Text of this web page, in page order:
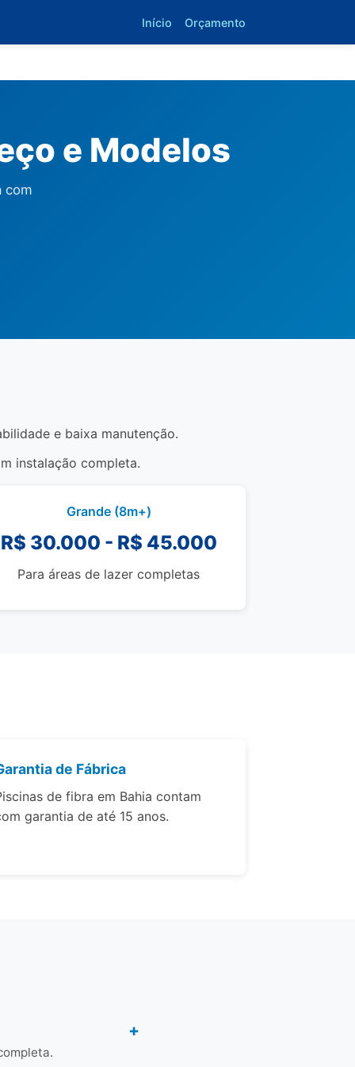
Início Orçamento
e Modelos
com
e baixa manutenção.
instalação completa.
Grande (8m+)
R$ 30.000 - R$ 45.000
Para áreas de lazer completas
de Fábrica
de fibra em Bahia contam
garantia de até 15 anos.